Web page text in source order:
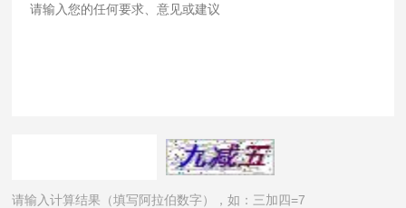
请输入计算结果（填写阿拉伯数字），如：三加四=7